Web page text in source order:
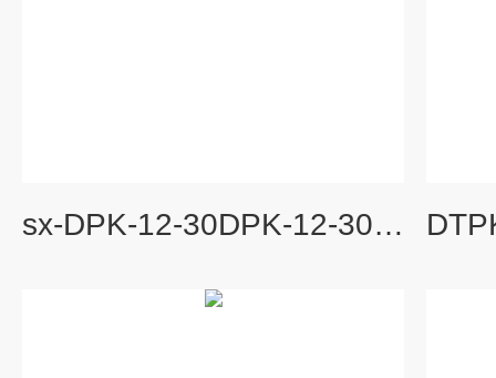
sx-DPK-12-30DPK-12-30两级跑偏开关HFKPT1-20-35